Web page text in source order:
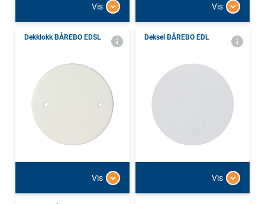
Vis Vis
Dekklokk BÅREBO EDSL
Vis
Deksel BÅREBO EDL
Vis